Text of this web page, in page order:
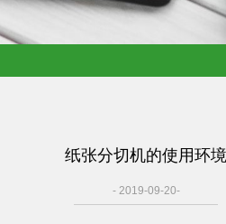
纸张分切机的使用环境
- 2019-09-20-